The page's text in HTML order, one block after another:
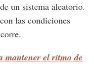
un sistema aleatorio.
las condiciones
mantener el ritmo de